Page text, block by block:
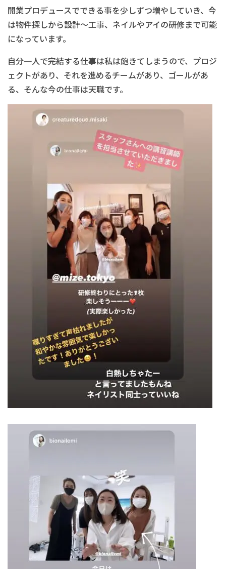
開業プロデュースでできる事を少しずつ増やしていき、今
は物件探しから設計〜工事、ネイルやアイの研修まで可能
になっています。
自分一人で完結する仕事は私は飽きてしまうので、プロジ
ェクトがあり、それを進めるチームがあり、ゴールがあ
る、そんな今の仕事は天職です。